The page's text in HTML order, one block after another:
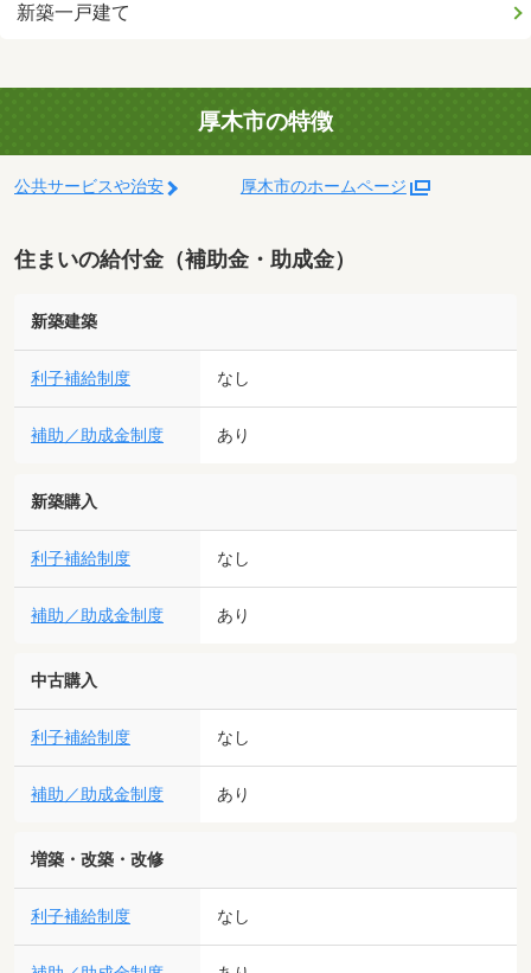
新築一戸建て
厚木市の特徴
公共サービスや治安 厚木市のホームページ
住まいの給付金（補助金・助成金）
新築建築
利子補給制度 なし
補助／助成金制度 あり
新築購入
利子補給制度 なし
補助／助成金制度 あり
中古購入
利子補給制度 なし
補助／助成金制度 あり
増築・改築・改修
利子補給制度 なし